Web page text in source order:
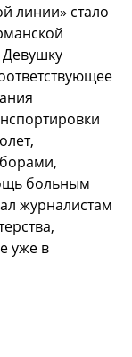
линии» стало
Девушку
больным
журналистам
уже в